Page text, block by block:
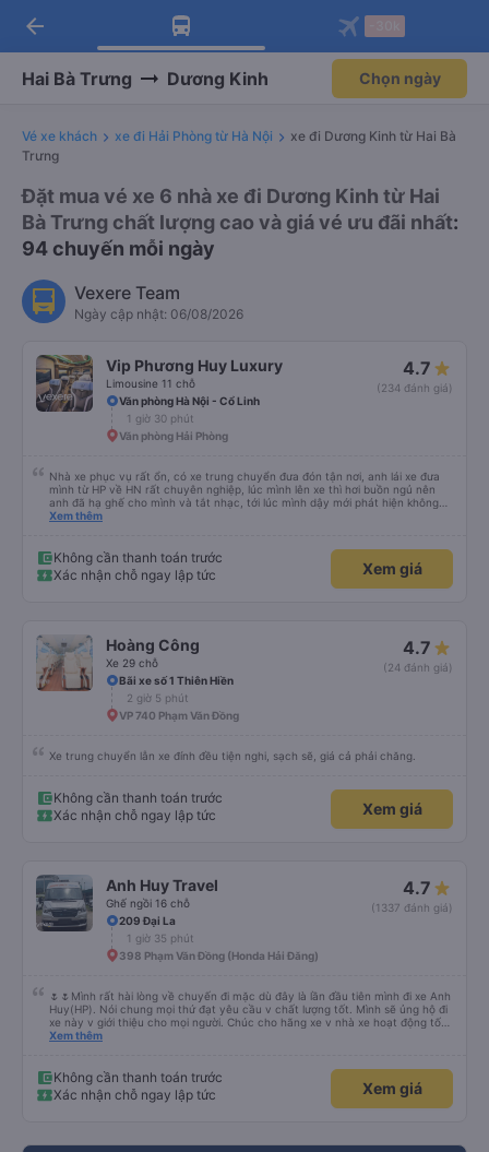
Tải app Vexere ngay!
Nhận ưu đãi thành viên độc
Mở app
Tải app Vexere
-30k/ghế khi đặt vé máy bay qua
Mở app
arrow_back
Hai Bà Trưng Dương Kinh Chọn ngày
Vé xe khách xe đi Hải Phòng từ Hà Nội
xe đi Dương Kinh từ Hai Bà
Trưng
Đặt mua vé xe 6 nhà xe đi Dương Kinh từ Hai
Bà Trưng chất lượng cao và giá vé ưu đãi nhất:
94 chuyến mỗi ngày
Vexere Team
Ngày cập nhật: 06/08/2026
Vip Phương Huy Luxury
Limousine 11 chỗ
4.7
(234 đánh giá)
Văn phòng Hà Nội - Cổ Linh
1 giờ 30 phút
Văn phòng Hải Phòng
Nhà xe phục vụ rất ổn, có xe trung chuyển đưa đón tận nơi, anh lái xe đưa
mình từ HP về HN rất chuyên nghiệp, lúc mình lên xe thì hơi buồn ngủ nên
anh đã hạ ghế cho mình và tắt nhạc, tới lúc mình dậy mới phát hiện không
thấy điện thoại thì anh đã ngay lập tức gọi xe trung chuyển để tìm điện thoại
Xem thêm
Không cần thanh toán trước
Xác nhận chỗ ngay lập tức
Xem giá
Hoàng Công
Xe 29 chỗ
4.7
(24 đánh giá)
Bãi xe số 1 Thiên Hiền
2 giờ 5 phút
VP 740 Phạm Văn Đồng
Xe trung chuyển lẫn xe đính đều tiện nghi, sạch sẽ, giá cả phải chăng.
Không cần thanh toán trước
Xác nhận chỗ ngay lập tức
Xem giá
Anh Huy Travel
Ghế ngồi 16 chỗ
4.7
(1337 đánh giá)
209 Đại La
1 giờ 35 phút
398 Phạm Văn Đồng (Honda Hải Đăng)
🌷🌷Mình rất hài lòng về chuyến đi mặc dù đây là lần đầu tiên mình đi xe Anh
Huy(HP). Nói chung mọi thứ đạt yêu cầu v chất lượng tốt. Mình sẽ ủng hộ đi
xe này v giới thiệu cho mọi người. Chúc cho hãng xe v nhà xe hoạt động tốt
và phát triển hơn nữa. Mọi người ủng hộ đi nhiều cho hãng xe Anh Huy và
Xem thêm
Không cần thanh toán trước
Xác nhận chỗ ngay lập tức
Xem giá